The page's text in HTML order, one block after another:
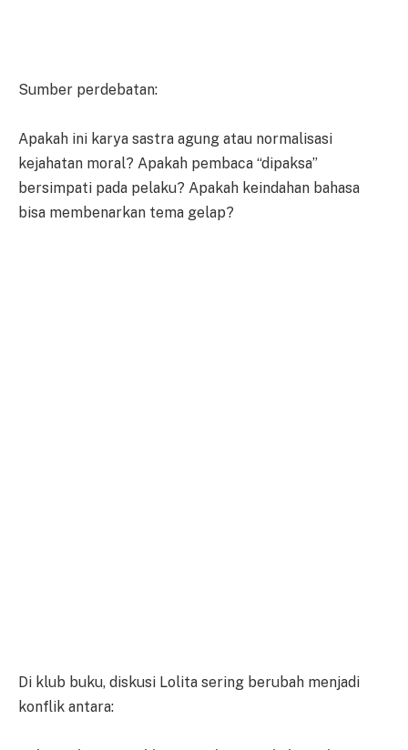
Sumber perdebatan:
Apakah ini karya sastra agung atau normalisasi
kejahatan moral? Apakah pembaca “dipaksa”
bersimpati pada pelaku? Apakah keindahan bahasa
bisa membenarkan tema gelap?
Di klub buku, diskusi Lolita sering berubah menjadi
konflik antara: